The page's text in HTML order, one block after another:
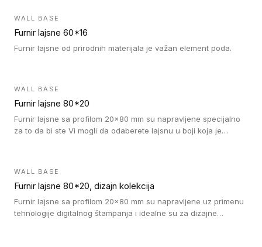
WALL BASE
Furnir lajsne 60*16
Furnir lajsne od prirodnih materijala je važan element poda.
WALL BASE
Furnir lajsne 80*20
Furnir lajsne sa profilom 20x80 mm su napravljene specijalno
za to da bi ste Vi mogli da odaberete lajsnu u boji koja je
WALL BASE
Furnir lajsne 80*20, dizajn kolekcija
Furnir lajsne sa profilom 20x80 mm su napravljene uz primenu
tehnologije digitalnog štampanja i idealne su za dizajne